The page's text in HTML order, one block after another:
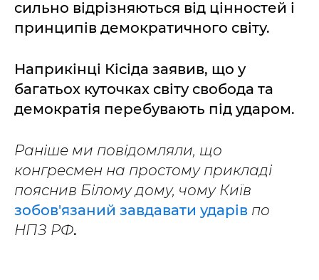
сильно відрізняються від цінностей і
принципів демократичного світу.
Наприкінці Кісіда заявив, що у
багатьох куточках світу свобода та
демократія перебувають під ударом.
Раніше ми повідомляли, що
конгресмен на простому прикладі
пояснив Білому дому, чому Київ
зобов'язаний завдавати ударів по
НПЗ РФ.